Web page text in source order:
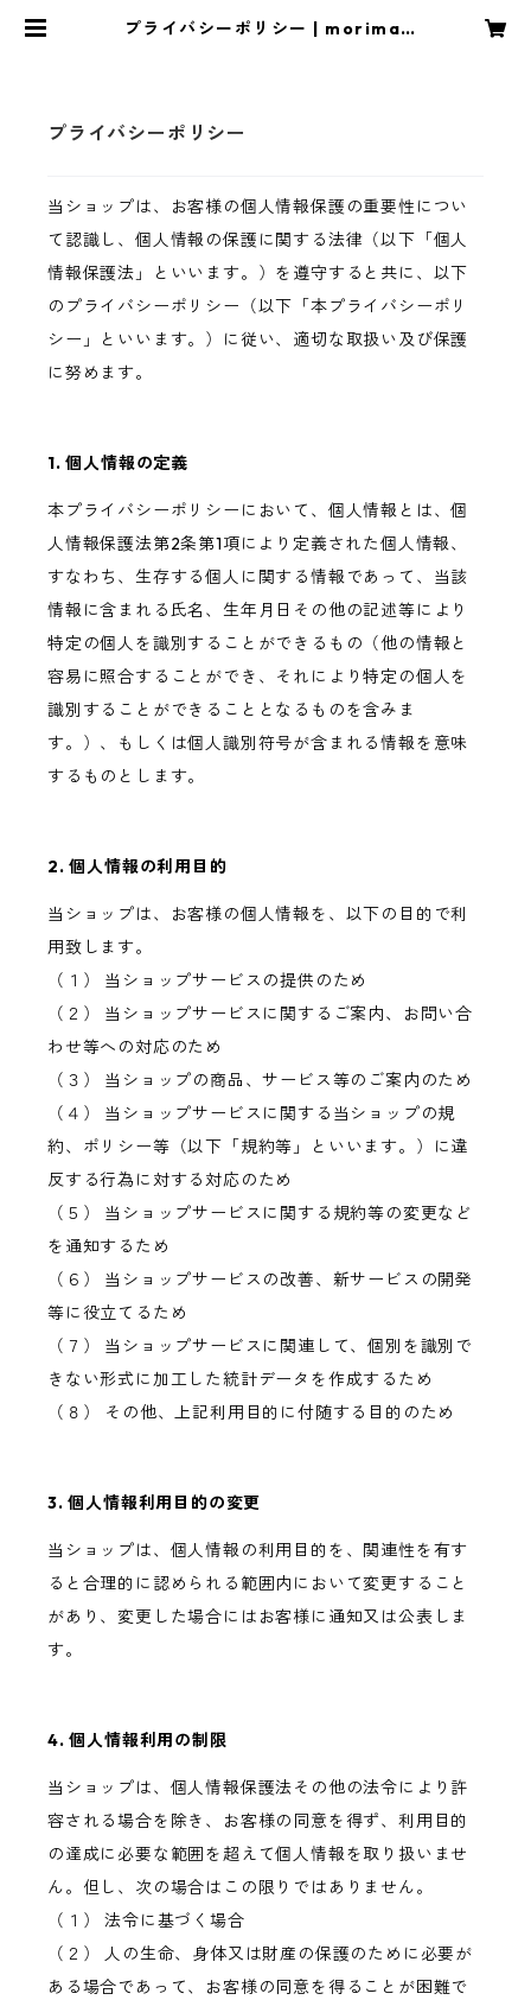
プライバシーポリシー | morimai
プライバシーポリシー
当ショップは、お客様の個人情報保護の重要性につい
て認識し、個人情報の保護に関する法律（以下「個人
情報保護法」といいます。）を遵守すると共に、以下
のプライバシーポリシー（以下「本プライバシーポリ
シー」といいます。）に従い、適切な取扱い及び保護
に努めます。
1. 個人情報の定義
本プライバシーポリシーにおいて、個人情報とは、個
人情報保護法第2条第1項により定義された個人情報、
すなわち、生存する個人に関する情報であって、当該
情報に含まれる氏名、生年月日その他の記述等により
特定の個人を識別することができるもの（他の情報と
容易に照合することができ、それにより特定の個人を
識別することができることとなるものを含みま
す。）、もしくは個人識別符号が含まれる情報を意味
するものとします。
2. 個人情報の利用目的
当ショップは、お客様の個人情報を、以下の目的で利
用致します。
（１） 当ショップサービスの提供のため
（２） 当ショップサービスに関するご案内、お問い合
わせ等への対応のため
（３） 当ショップの商品、サービス等のご案内のため
（４） 当ショップサービスに関する当ショップの規
約、ポリシー等（以下「規約等」といいます。）に違
反する行為に対する対応のため
（５） 当ショップサービスに関する規約等の変更など
を通知するため
（６） 当ショップサービスの改善、新サービスの開発
等に役立てるため
（７） 当ショップサービスに関連して、個別を識別で
きない形式に加工した統計データを作成するため
（８） その他、上記利用目的に付随する目的のため
3. 個人情報利用目的の変更
当ショップは、個人情報の利用目的を、関連性を有す
ると合理的に認められる範囲内において変更すること
があり、変更した場合にはお客様に通知又は公表しま
す。
4. 個人情報利用の制限
当ショップは、個人情報保護法その他の法令により許
容される場合を除き、お客様の同意を得ず、利用目的
の達成に必要な範囲を超えて個人情報を取り扱いませ
ん。但し、次の場合はこの限りではありません。
（１） 法令に基づく場合
（２） 人の生命、身体又は財産の保護のために必要が
ある場合であって、お客様の同意を得ることが困難で